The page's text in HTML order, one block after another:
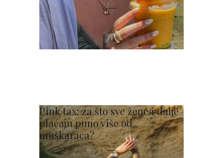
Pink tax: za što sve žene i dalje
plaćaju puno više od
muškaraca?